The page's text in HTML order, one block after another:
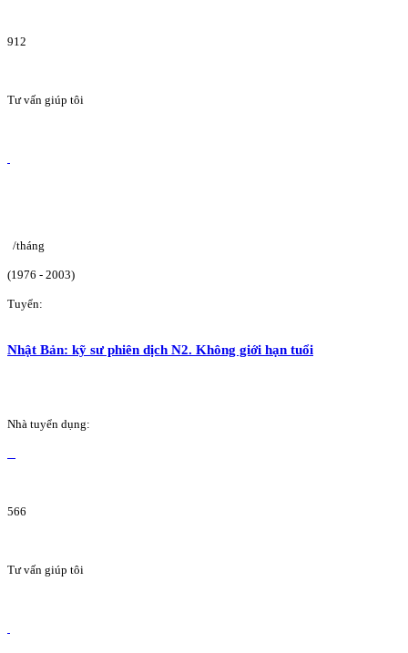
912
Tư vấn giúp tôi
/tháng
(1976 - 2003)
Tuyển:
Nhật Bản: kỹ sư phiên dịch N2. Không giới hạn tuổi
Nhà tuyển dụng:
566
Tư vấn giúp tôi